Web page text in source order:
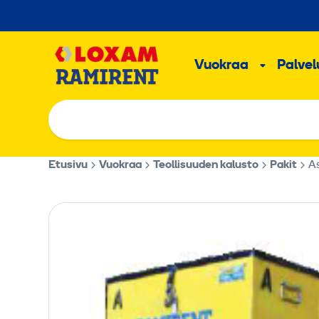
sisältöön
Vuokraa
Etusivu Vuokraa Teollisuuden kalusto Pakit